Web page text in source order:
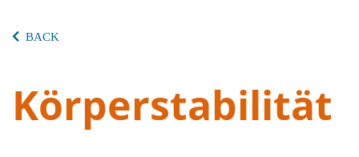
BACK
Körperstabilität